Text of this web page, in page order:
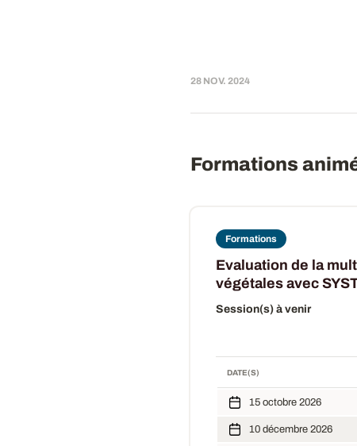
28 NOV. 2024
Formations
Formations
Evaluation de la
végétales avec
Session(s) à venir
DATE(S)
15 octobre 2026
10 décembre 2026